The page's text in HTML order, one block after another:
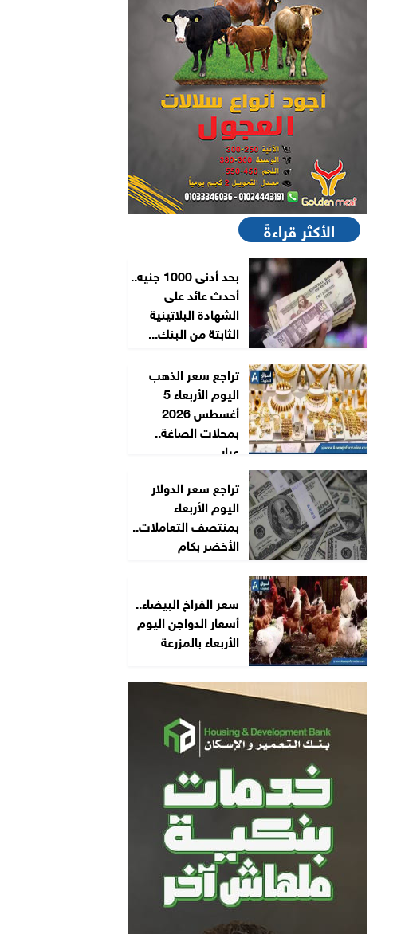
الأكثر قراءةً
بحد أدنى 1000 جنيه..
أحدث عائد على
الشهادة البلاتينية
الثابتة من البنك...
تراجع سعر الذهب
اليوم الأربعاء 5
أغسطس 2026
بمحلات الصاغة..
عيار...
تراجع سعر الدولار
اليوم الأربعاء
بمنتصف التعاملات..
الأخضر بكام
سعر الفراخ البيضاء..
أسعار الدواجن اليوم
الأربعاء بالمزرعة